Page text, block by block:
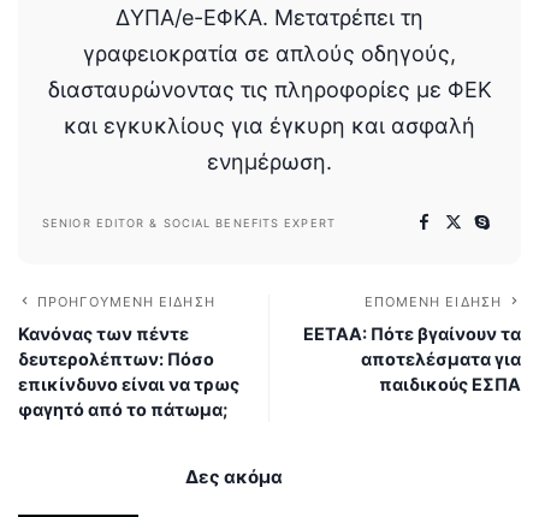
ΔΥΠΑ/e-ΕΦΚΑ. Μετατρέπει τη
γραφειοκρατία σε απλούς οδηγούς,
διασταυρώνοντας τις πληροφορίες με ΦΕΚ
και εγκυκλίους για έγκυρη και ασφαλή
ενημέρωση.
SENIOR EDITOR & SOCIAL BENEFITS EXPERT
ΠΡΟΗΓΟΎΜΕΝΗ ΕΊΔΗΣΗ
Κανόνας των πέντε
δευτερολέπτων: Πόσο
επικίνδυνο είναι να τρως
φαγητό από το πάτωμα;
ΕΠΌΜΕΝΗ ΕΊΔΗΣΗ
ΕΕΤΑΑ: Πότε βγαίνουν τα
αποτελέσματα για
παιδικούς ΕΣΠΑ
Δες ακόμα